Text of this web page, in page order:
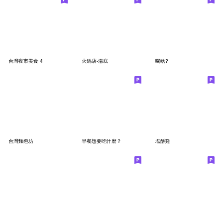
台灣夜市美食 4 火鍋店-湯底 喝啥?
台灣麵包坊 早餐想要吃什麼？ 塩酥雞